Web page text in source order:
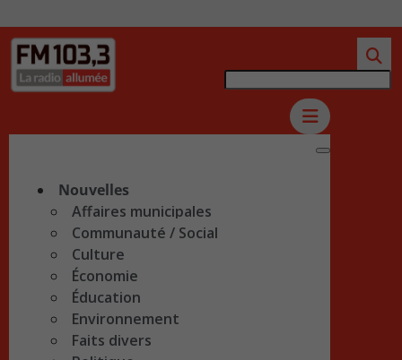
Nouvelles
Affaires municipales
Communauté / Social
Culture
Économie
Éducation
Environnement
Faits divers